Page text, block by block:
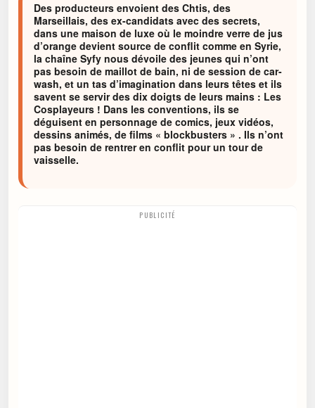
Des producteurs envoient des Chtis, des
Marseillais, des ex-candidats avec des secrets,
dans une maison de luxe où le moindre verre de jus
d’orange devient source de conflit comme en Syrie,
la chaîne Syfy nous dévoile des jeunes qui n’ont
pas besoin de maillot de bain, ni de session de car-
wash, et un tas d’imagination dans leurs têtes et ils
savent se servir des dix doigts de leurs mains : Les
Cosplayeurs ! Dans les conventions, ils se
déguisent en personnage de comics, jeux vidéos,
dessins animés, de films « blockbusters » . Ils n’ont
pas besoin de rentrer en conflit pour un tour de
vaisselle.
PUBLICITÉ